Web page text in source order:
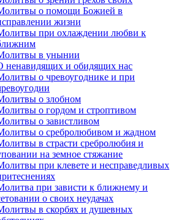
о помощи Божией в
жизни
при охлаждении любви к
в унынии
ненавидящих и обидящих нас
о чревоугоднике и при
о злобном
о гордом и строптивом
о завистливом
о сребролюбивом и жадном
в страсти сребролюбия и
на земное стяжание
при клевете и несправедливых
при зависти к ближнему и
о своих неудачах
в скорбях и душевных